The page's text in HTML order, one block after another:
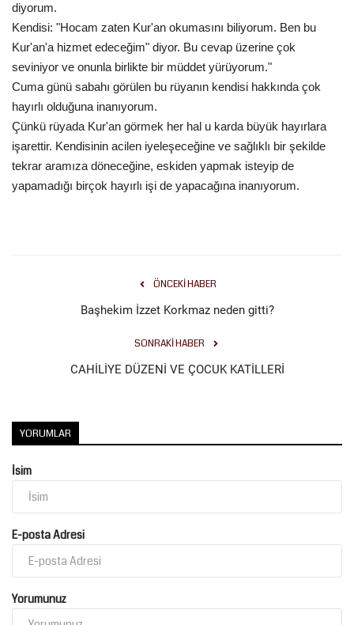
diyorum.
Kendisi: "Hocam zaten Kur'an okumasını biliyorum. Ben bu
Kur'an'a hizmet edeceğim" diyor. Bu cevap üzerine çok
seviniyor ve onunla birlikte bir müddet yürüyorum."
Cuma günü sabahı görülen bu rüyanın kendisi hakkında çok
hayırlı olduğuna inanıyorum.
Çünkü rüyada Kur'an görmek her hal u karda büyük hayırlara
işarettir. Kendisinin acilen iyeleşeceğine ve sağlıklı bir şekilde
tekrar aramıza döneceğine, eskiden yapmak isteyip de
yapamadığı birçok hayırlı işi de yapacağına inanıyorum.
ÖNCEKI HABER
Başhekim İzzet Korkmaz neden gitti?
SONRAKI HABER
CAHİLİYE DÜZENİ VE ÇOCUK KATİLLERİ
YORUMLAR
İsim
E-posta Adresi
Yorumunuz